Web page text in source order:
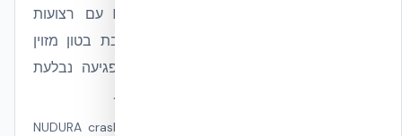
קירות ICF מורכבים משתי שכבות EPS עם רצועות
פלסטיק (Polymer Webs) המחזיקות ליבת בטון מזוין
יצוק. במקרי פגיעה אמיתיים, אנרגיית הפגיעה נבלעת
NUDURA crash case study · ICF vehicle